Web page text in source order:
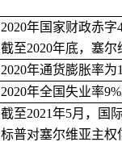
2020年国家财政赤字
截至2020年底，塞尔
2020年通货膨胀率为
2020年全国失业率9%
截至2021年5月，国
标普对塞尔维亚主权